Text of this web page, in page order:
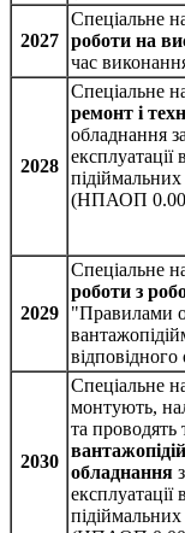
2027
Спеціальне
роботи на
час
2028
Спеціальне
ремонт і
обладнання
експлуатації
(НПАОП
2029
Спеціальне
роботи з
"Правилами
2030
Спеціальне
монтують,
та проводять
обладнання
експлуатації